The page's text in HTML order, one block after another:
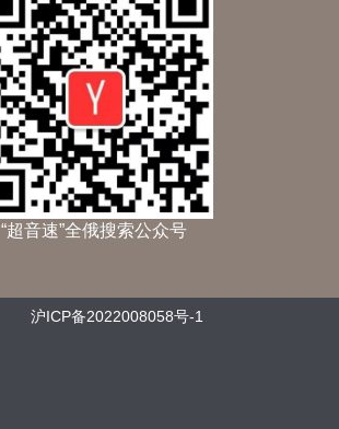
“超音速”全俄搜索公众号
沪ICP备2022008058号-1